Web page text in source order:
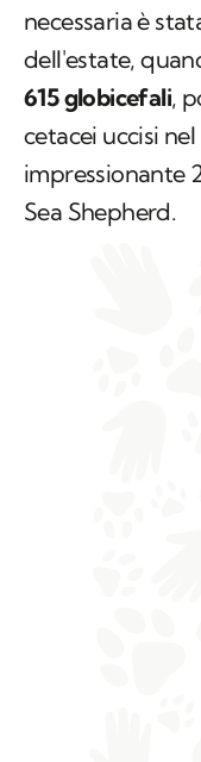
necessaria è
dell'estate,
615 globicefali,
cetacei uccisi
impressionante
Sea Shepherd.